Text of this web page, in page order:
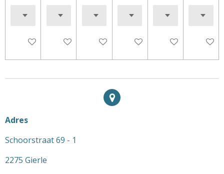
In winkelwagenIn winkelwagenIn winkelwagenIn winkelwagenIn winkelwagen
In
Adres
Schoorstraat 69 - 1
2275 Gierle